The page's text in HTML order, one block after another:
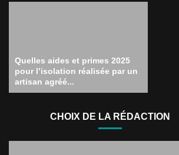
Quelles aides et primes 2025
pour l’isolation réalisée par un
artisan agréé...
CHOIX DE LA RÉDACTION